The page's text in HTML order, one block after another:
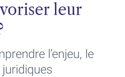
leur
l’enjeu, le